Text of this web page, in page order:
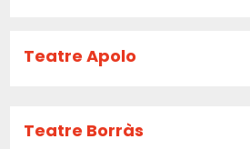
Teatre Apolo
Teatre Borràs